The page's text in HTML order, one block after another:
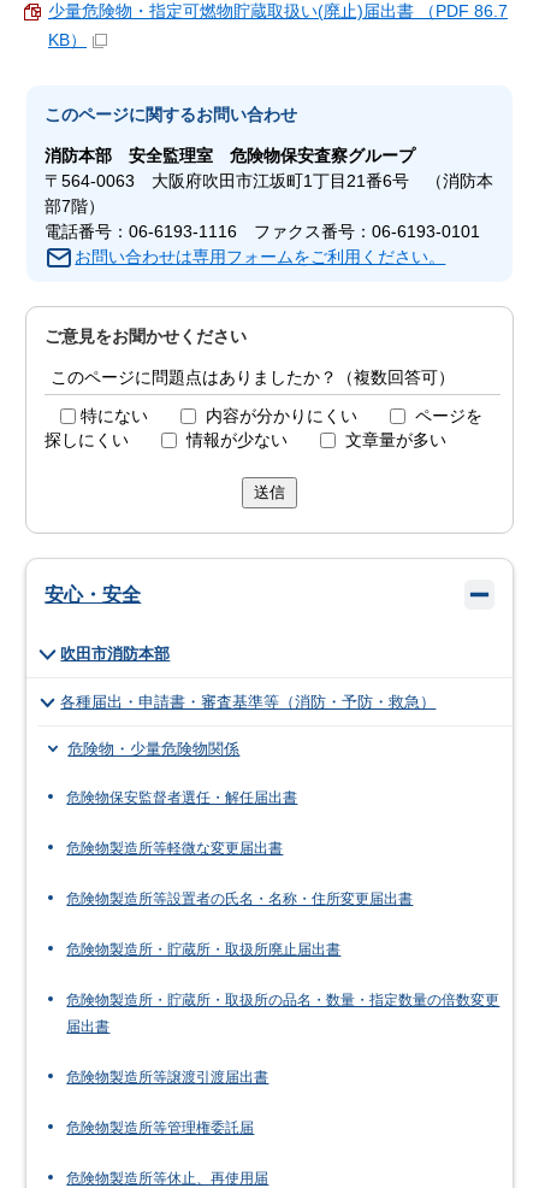
少量危険物・指定可燃物貯蔵取扱い(廃止)届出書 （PDF 86.7
KB）
このページに関するお問い合わせ
消防本部安全監理室 危険物保安査察グループ
〒564-0063 大阪府吹田市江坂町1丁目21番6号 （消防本
部7階）
電話番号：06-6193-1116 ファクス番号：06-6193-0101
お問い合わせは専用フォームをご利用ください。
ご意見をお聞かせください
このページに問題点はありましたか？（複数回答可）
特にない 内容が分かりにくい
ページを
探しにくい
情報が少ない 文章量が多い
送信
安心・安全
吹田市消防本部
各種届出・申請書・審査基準等（消防・予防・救急）
危険物・少量危険物関係
危険物保安監督者選任・解任届出書
危険物製造所等軽微な変更届出書
危険物製造所等設置者の氏名・名称・住所変更届出書
危険物製造所・貯蔵所・取扱所廃止届出書
危険物製造所・貯蔵所・取扱所の品名・数量・指定数量の倍数変更
届出書
危険物製造所等譲渡引渡届出書
危険物製造所等管理権委託届
危険物製造所等休止、再使用届